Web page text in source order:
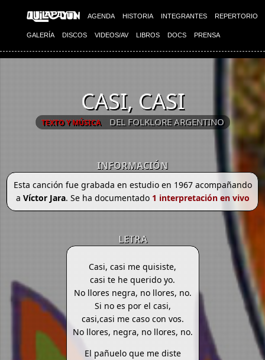
AGENDA HISTORIA INTEGRANTES REPERTORIO
GALERÍA DISCOS VIDEOS/AV LIBROS DOCS PRENSA
CASI, CASI
TEXTO Y MÚSICA DEL FOLKLORE ARGENTINO
INFORMACIÓN
Esta canción fue grabada en estudio en 1967 acompañando
aVíctor Jara. Se ha documentado1 interpretación en vivo
LETRA
Casi, casi me quisiste,
casi te he querido yo.
No llores negra, no llores, no.
Si no es por el casi,
casi,casi me caso con vos.
No llores, negra, no llores, no.
El pañuelo que me diste